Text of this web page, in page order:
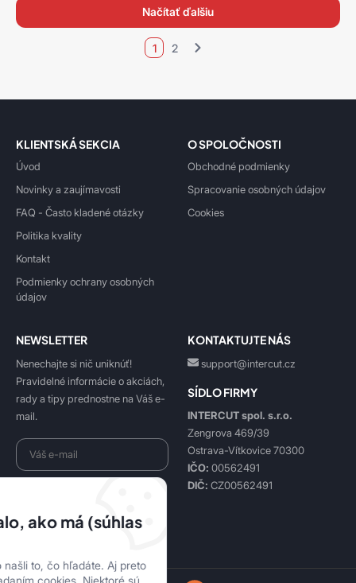
načítať ďalšiu
1 2
KLIENTSKÁ SEKCIA
Úvod
Novinky a zaujímavosti
FAQ - Často kladené otázky
Politika kvality
Kontakt
Podmienky ochrany osobných
údajov
O SPOLOČNOSTI
Obchodné podmienky
Spracovanie osobných údajov
Cookies
NEWSLETTER
Nenechajte si nič uniknúť!
Pravidelné informácie o akciách,
rady a tipy prednostne na Váš e-
mail.
Prihlásiť sa k odberu
KONTAKTUJTE NÁS
support@intercut.cz
SÍDLO FIRMY
INTERCUT spol. s.r.o.
Zengrova 469/39
Ostrava-Vítkovice 70300
IČO: 00562491
DIČ: CZ00562491
ako má (súhlas
to, čo hľadáte. Aj preto